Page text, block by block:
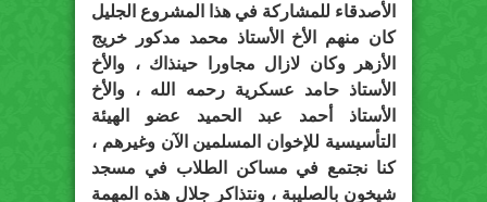
الأصدقاء للمشاركة في هذا المشروع الجليل
كان منهم الأخ الأستاذ محمد مدكور خريج
الأزهر وكان لازال مجاورا حينذاك ، والأخ
الأستاذ حامد عسكرية رحمه الله ، والأخ
الأستاذ أحمد عبد الحميد عضو الهيئة
التأسيسية للإخوان المسلمين الآن وغيرهم ،
كنا نجتمع في مساكن الطلاب في مسجد
شيخون بالصليبة ، ونتذاكر جلال هذه المهمة